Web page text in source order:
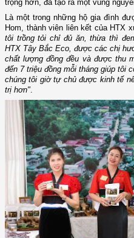
trọng hơn, đã tạo ra một vùng
Là một trong những hộ gia đình
Hom, thành viên liên kết của HTX
tôi trồng tỏi chỉ đủ ăn, thừa thì
HTX Tây Bắc Eco, được các chị
chất lượng đồng đều và được thu
đến 7 triệu đồng mỗi tháng giúp tôi
chúng tôi giờ tự chủ được kinh tế
trị hơn".